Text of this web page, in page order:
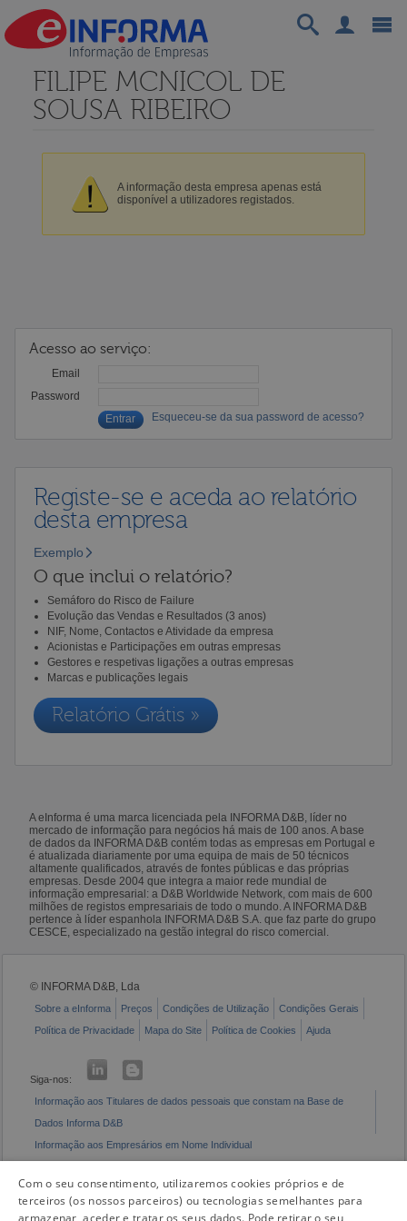
FILIPE MCNICOL DE
SOUSA RIBEIRO
A informação desta empresa apenas está
disponível a utilizadores registados.
Acesso ao serviço:
Email
Password
Esqueceu-se da sua password de acesso?
Registe-se e aceda ao relatório
desta empresa
Exemplo
O que inclui o relatório?
Semáforo do Risco de Failure
Evolução das Vendas e Resultados (3 anos)
NIF, Nome, Contactos e Atividade da empresa
Acionistas e Participações em outras empresas
Gestores e respetivas ligações a outras empresas
Marcas e publicações legais
Relatório Grátis »
A eInforma é uma marca licenciada pela INFORMA D&B, líder no
mercado de informação para negócios há mais de 100 anos. A base
de dados da INFORMA D&B contém todas as empresas em Portugal e
é atualizada diariamente por uma equipa de mais de 50 técnicos
altamente qualificados, através de fontes públicas e das próprias
empresas. Desde 2004 que integra a maior rede mundial de
informação empresarial: a D&B Worldwide Network, com mais de 600
milhões de registos empresariais de todo o mundo. A INFORMA D&B
pertence à líder espanhola INFORMA D&B S.A. que faz parte do grupo
CESCE, especializado na gestão integral do risco comercial.
© INFORMA D&B, Lda
Sobre a eInforma Preços Condições de Utilização
Condições Gerais
Política de Privacidade
Mapa do Site Política de Cookies Ajuda
Siga-nos:
Informação aos Titulares de dados pessoais que constam na Base de
Dados Informa D&B
Informação aos Empresários em Nome Individual
Com o seu consentimento, utilizaremos cookies próprios e de
terceiros (os nossos parceiros) ou tecnologias semelhantes para
armazenar, aceder e tratar os seus dados. Pode retirar o seu